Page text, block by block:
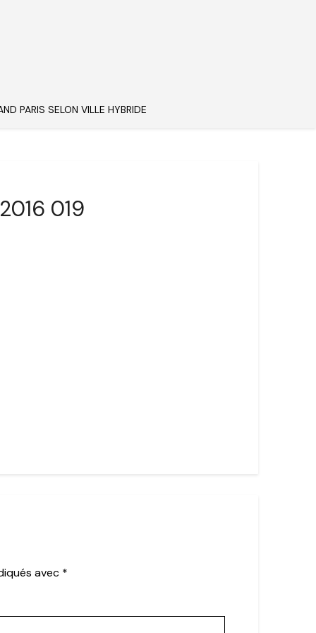
PARIS SELON VILLE HYBRIDE
019
avec *